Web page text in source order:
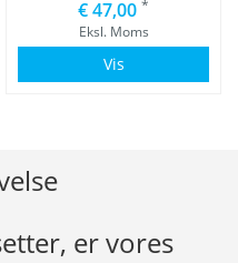
€ 47,00 *
Eksl. Moms
Vis
er vores